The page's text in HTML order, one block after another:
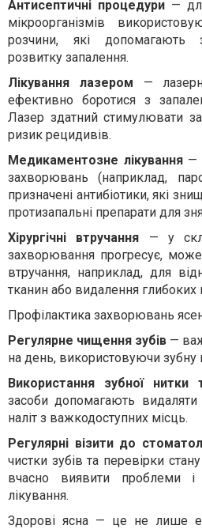
Антисептичні процедури —
мікроорганізмів
розчини, які допомагають
розвитку запалення.
Лікування лазером —
ефективно боротися з
Лазер здатний стимулювати
ризик рецидивів.
Медикаментозне лікування—
захворювань (наприклад,
призначені антибіотики, які
протизапальні препарати для
Хірургічні втручання — у
захворювання прогресує, може
втручання, наприклад, для
тканин або видалення
Профілактика захворювань
Регулярне чищення зубів —
на день, використовуючи зубну
Використання зубної нитки
засоби допомагають
наліт з важкодоступних місць.
Регулярні візити до
чистки зубів та перевірки
вчасно виявити проблеми і
лікування.
Здорові ясна — це не лише